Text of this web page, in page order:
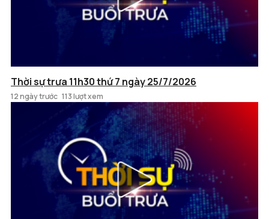
Thời sự trưa 11h30 thứ 7 ngày 25/7/2026
12 ngày trước 113 lượt xem